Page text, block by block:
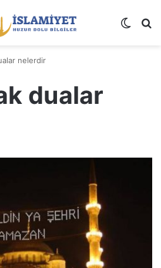
Dış
nelerdir
dualar